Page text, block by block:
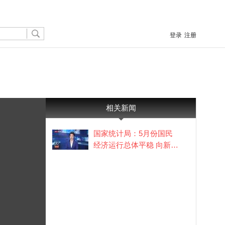
登录 注册
相关新闻
国家统计局：5月份国民
经济运行总体平稳 向新向